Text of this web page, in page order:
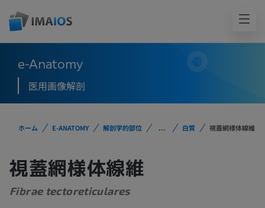
e-Anatomy
医用画像解剖
ホーム E-ANATOMY 解剖学的部位 ... 白質 視蓋網様体線維
視蓋網様体線維
Fibrae tectoreticulares